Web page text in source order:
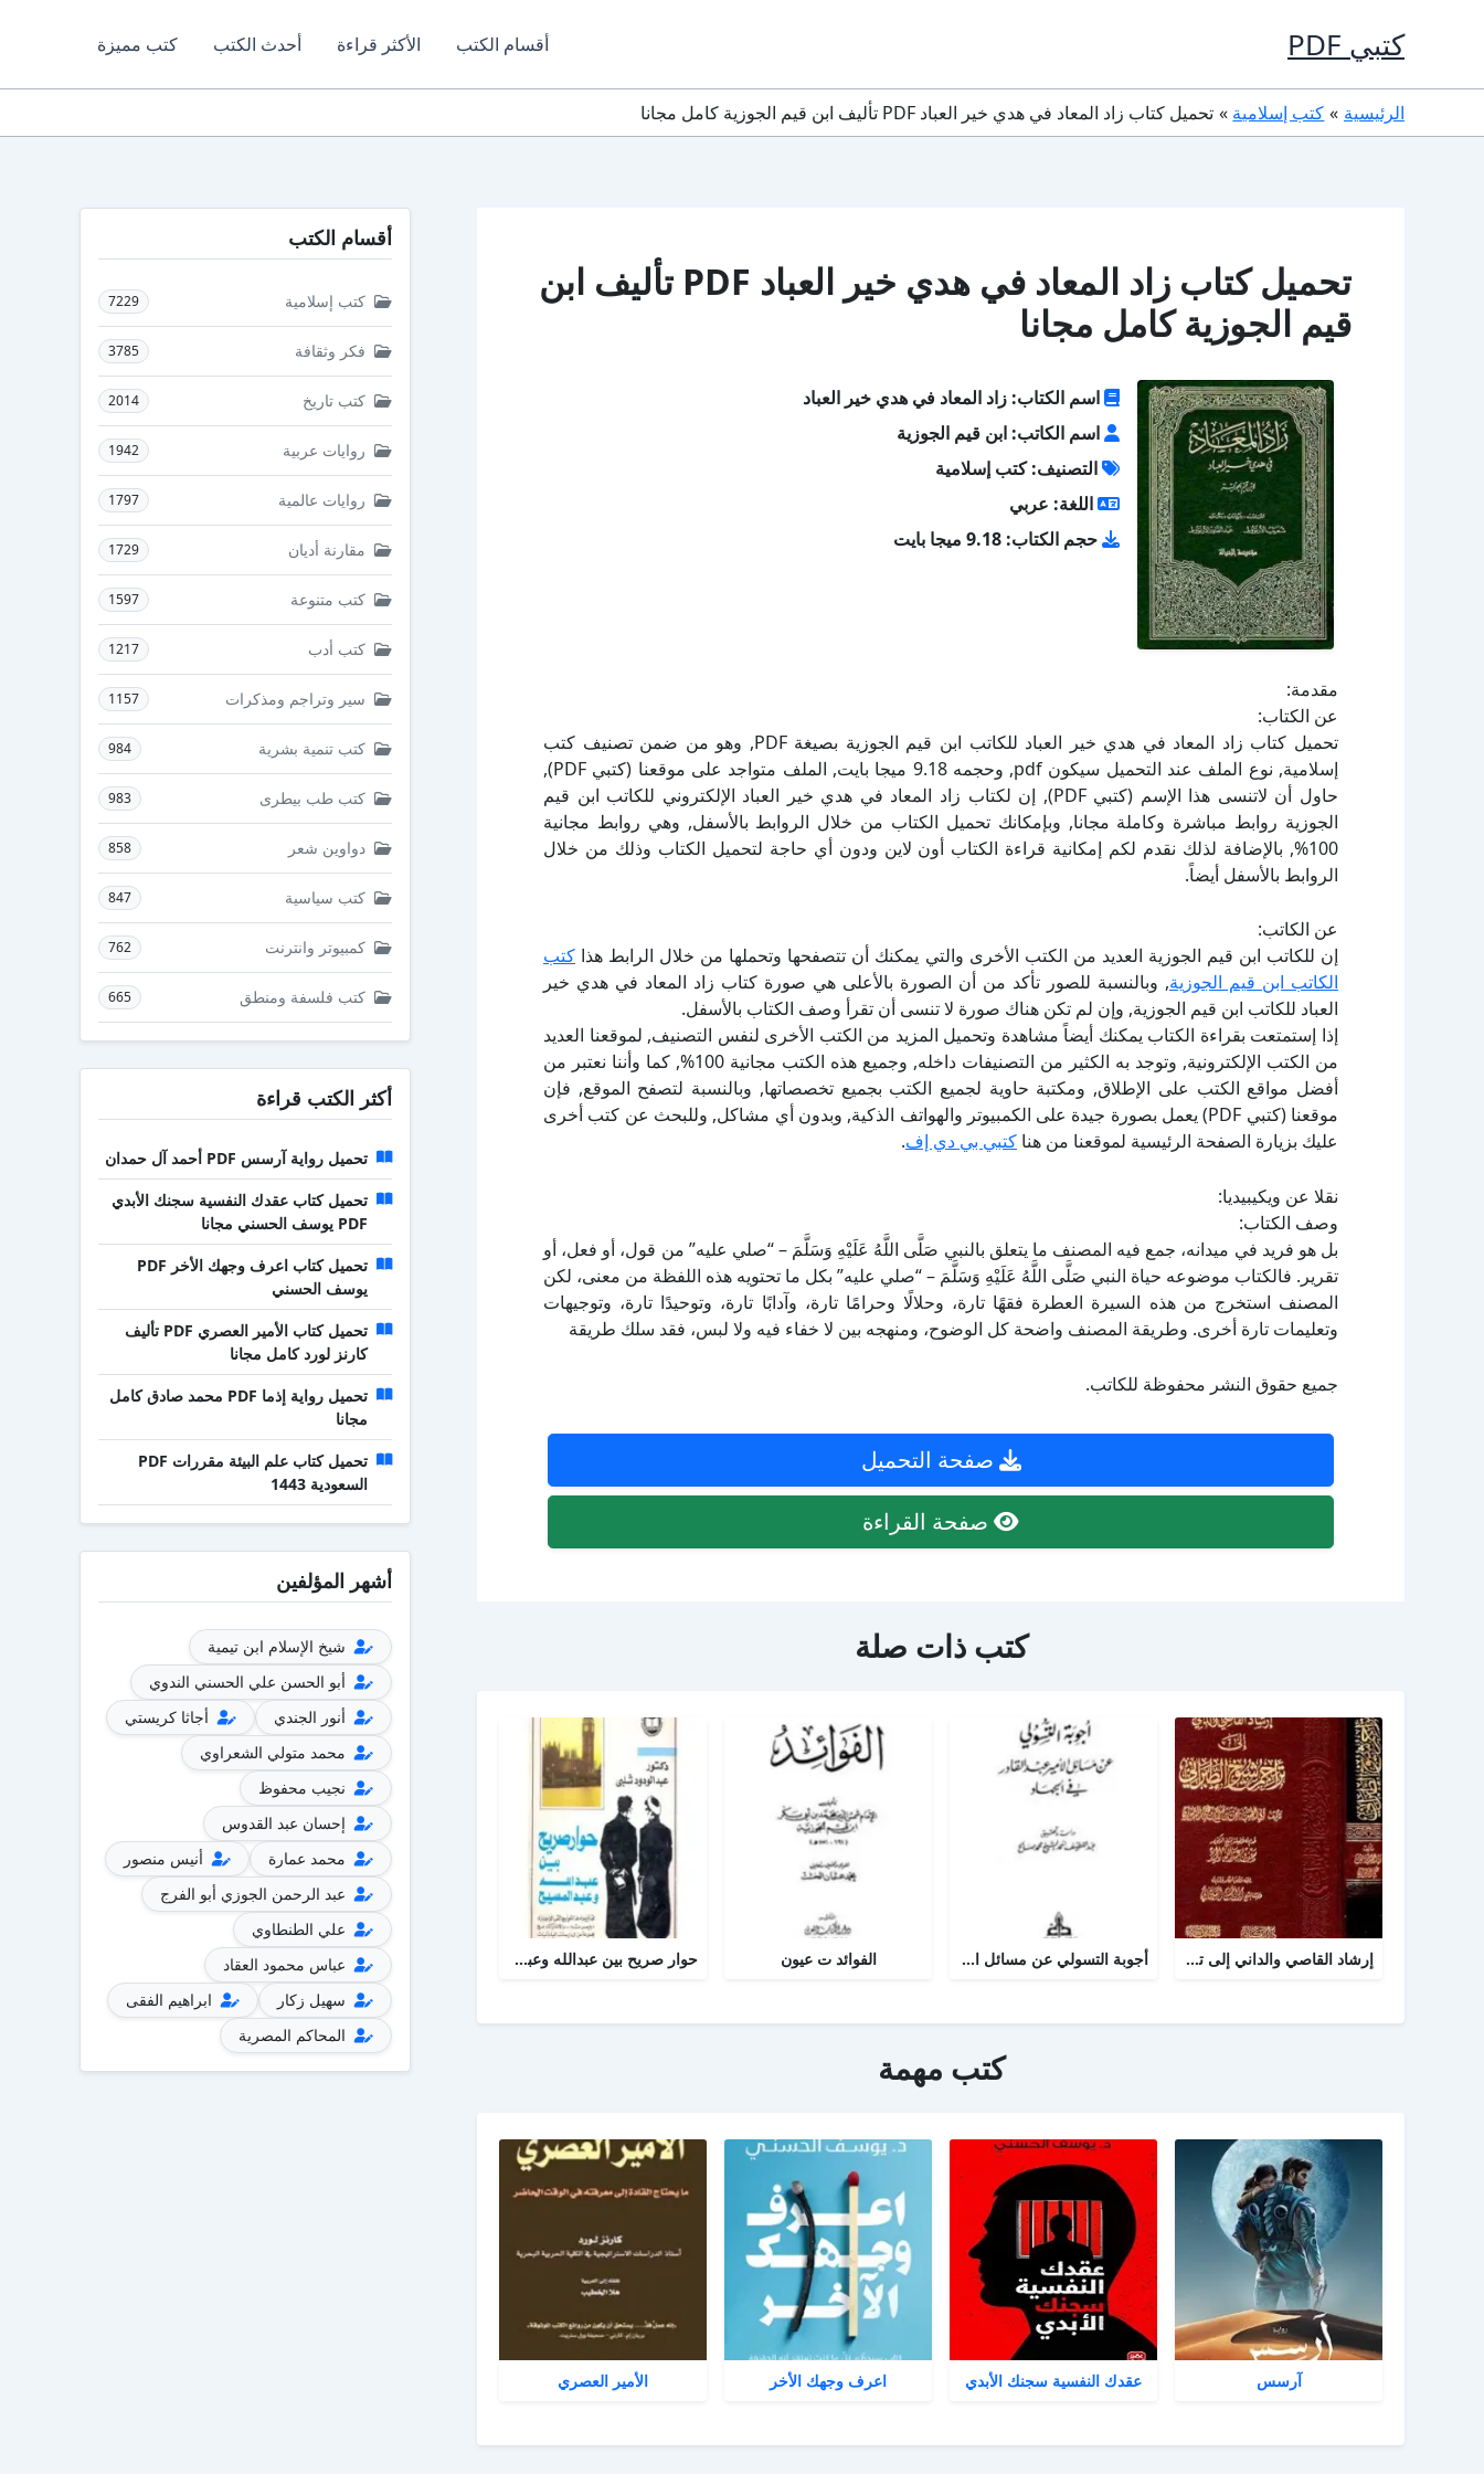
كتبي PDF أقسام الكتب الأكثر قراءة أحدث الكتب كتب مميزة
الرئيسية كتب إسلامية تحميل كتاب زاد المعاد في هدي خير العباد PDF تأليف ابن قيم الجوزية كامل مجانا
تحميل كتاب زاد المعاد في هدي خير العباد PDF تأليف ابن
قيم الجوزية كامل مجانا
اسم الكتاب: زاد المعاد في هدي خير العباد
اسم الكاتب: ابن قيم الجوزية
التصنيف: كتب إسلامية
اللغة: عربي
حجم الكتاب: 9.18 ميجا بايت
مقدمة:
عن الكتاب:
تحميل كتاب زاد المعاد في هدي خير العباد للكاتب ابن قيم الجوزية بصيغة PDF, وهو من ضمن تصنيف كتب
إسلامية, نوع الملف عند التحميل سيكون pdf, وحجمه 9.18 ميجا بايت, الملف متواجد على موقعنا (كتبي PDF),
حاول أن لاتنسى هذا الإسم (كتبي PDF), إن لكتاب زاد المعاد في هدي خير العباد الإلكتروني للكاتب ابن قيم
الجوزية روابط مباشرة وكاملة مجانا, وبإمكانك تحميل الكتاب من خلال الروابط بالأسفل, وهي روابط مجانية
100%, بالإضافة لذلك نقدم لكم إمكانية قراءة الكتاب أون لاين ودون أي حاجة لتحميل الكتاب وذلك من خلال
الروابط بالأسفل أيضاً.
عن الكاتب:
إن للكاتب ابن قيم الجوزية العديد من الكتب الأخرى والتي يمكنك أن تتصفحها وتحملها من خلال الرابط هذا كتب
الكاتب ابن قيم الجوزية, وبالنسبة للصور تأكد من أن الصورة بالأعلى هي صورة كتاب زاد المعاد في هدي خير
العباد للكاتب ابن قيم الجوزية, وإن لم تكن هناك صورة لا تنسى أن تقرأ وصف الكتاب بالأسفل.
إذا إستمتعت بقراءة الكتاب يمكنك أيضاً مشاهدة وتحميل المزيد من الكتب الأخرى لنفس التصنيف, لموقعنا العديد
من الكتب الإلكترونية, وتوجد به الكثير من التصنيفات داخله, وجميع هذه الكتب مجانية 100%, كما وأننا نعتبر من
أفضل مواقع الكتب على الإطلاق, ومكتبة حاوية لجميع الكتب بجميع تخصصاتها, وبالنسبة لتصفح الموقع, فإن
موقعنا (كتبي PDF) يعمل بصورة جيدة على الكمبيوتر والهواتف الذكية, وبدون أي مشاكل, وللبحث عن كتب أخرى
عليك بزيارة الصفحة الرئيسية لموقعنا من هنا كتبي بي دي إف.
نقلا عن ويكيبيديا:
وصف الكتاب:
بل هو فريد في ميدانه، جمع فيه المصنف ما يتعلق بالنبي صَلَّى اللَّهُ عَلَيْهِ وَسَلَّمَ – “صلي عليه” من قول، أو فعل، أو
تقرير. فالكتاب موضوعه حياة النبي صَلَّى اللَّهُ عَلَيْهِ وَسَلَّمَ – “صلي عليه” بكل ما تحتويه هذه اللفظة من معنى، لكن
المصنف استخرج من هذه السيرة العطرة فقهًا تارة، وحلالًا وحرامًا تارة، وآدابًا تارة، وتوحيدًا تارة، وتوجيهات
وتعليمات تارة أخرى. وطريقة المصنف واضحة كل الوضوح، ومنهجه بين لا خفاء فيه ولا لبس، فقد سلك طريقة
جميع حقوق النشر محفوظة للكاتب.
صفحة التحميل
صفحة القراءة
كتب ذات صلة
إرشاد القاصي والداني إلى تراجم شيوخ الطبراني أجوبة التسولي عن مسائل الأمير عبد القادر في الجهاد الفوائد ت عيون حوار صريح بين عبدالله وعبدالمسيح
كتب مهمة
آرسس عقدك النفسية سجنك الأبدي اعرف وجهك الأخر الأمير العصري
أقسام الكتب
كتب إسلامية 7229
فكر وثقافة 3785
كتب تاريخ 2014
روايات عربية 1942
روايات عالمية 1797
مقارنة أديان 1729
كتب متنوعة 1597
كتب أدب 1217
سير وتراجم ومذكرات 1157
كتب تنمية بشرية 984
كتب طب بيطرى 983
دواوين شعر 858
كتب سياسية 847
كمبيوتر وانترنت 762
كتب فلسفة ومنطق 665
أكثر الكتب قراءة
تحميل رواية آرسس PDF أحمد آل حمدان
تحميل كتاب عقدك النفسية سجنك الأبدي
PDF يوسف الحسني مجانا
تحميل كتاب اعرف وجهك الأخر PDF
يوسف الحسني
تحميل كتاب الأمير العصري PDF تأليف
كارنز لورد كامل مجانا
تحميل رواية إذما PDF محمد صادق كامل
مجانا
تحميل كتاب علم البيئة مقررات PDF
السعودية 1443
أشهر المؤلفين
شيخ الإسلام ابن تيمية
أبو الحسن علي الحسني الندوي
أنور الجندي
أجاثا كريستي
محمد متولي الشعراوي
نجيب محفوظ
إحسان عبد القدوس
محمد عمارة
أنيس منصور
عبد الرحمن الجوزي أبو الفرج
علي الطنطاوي
عباس محمود العقاد
سهيل زكار
ابراهيم الفقى
المحاكم المصرية